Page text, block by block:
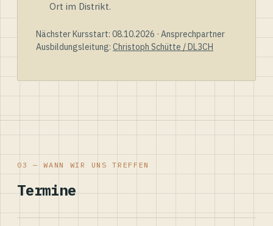
Ort im Distrikt.
Nächster Kursstart: 08.10.2026 · Ansprechpartner
Ausbildungsleitung: Christoph Schütte / DL3CH
03 — WANN WIR UNS TREFFEN
Termine